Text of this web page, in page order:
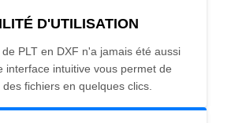
D'UTILISATION
PLT en DXF n'a jamais été aussi
interface intuitive vous permet de
fichiers en quelques clics.